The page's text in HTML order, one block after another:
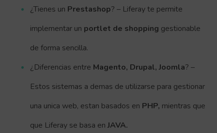
¿Tienes un Prestashop? – Liferay te permite
implementar un portlet de shopping gestionable
de forma sencilla.
¿Diferencias entre Magento, Drupal, Joomla? –
Estos sistemas a demas de utilizarse para gestionar
una unica web, estan basados en PHP, mientras que
que Liferay se basa en JAVA.